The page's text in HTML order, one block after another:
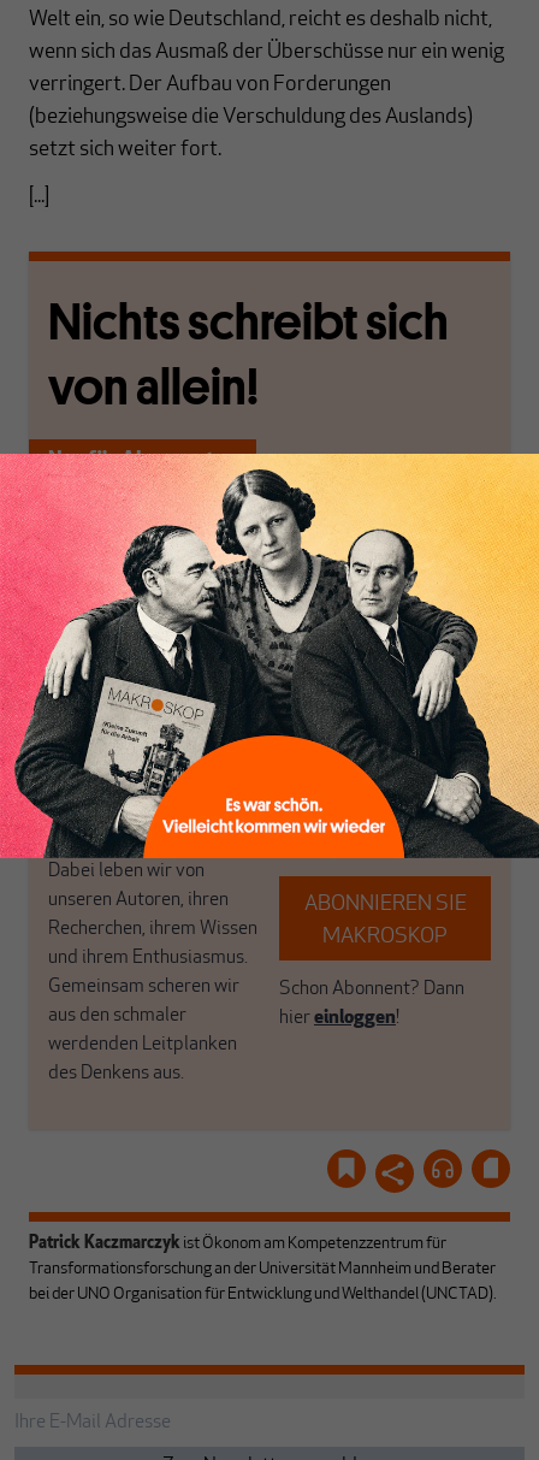
Welt ein, so wie Deutschland, reicht es deshalb nicht,
wenn sich das Ausmaß der Überschüsse nur ein wenig
verringert. Der Aufbau von Forderungen
(beziehungsweise die Verschuldung des Auslands)
setzt sich weiter fort.
[...]
Nichts schreibt sich
von allein!
Nur für Abonnenten
MAKROSKOP analysiert
wirtschaftspolitische
Themen aus einer
postkeynesianischen
Perspektive und ist damit
in Deutschland einzigartig.
MAKROSKOP steht für
das große Ganze. Wir
haben einen Blick auf
Geld, Wirtschaft und
Politik, den Sie so
woanders nicht finden.
Dabei leben wir von
unseren Autoren, ihren
Recherchen, ihrem Wissen
und ihrem Enthusiasmus.
Gemeinsam scheren wir
aus den schmaler
werdenden Leitplanken
des Denkens aus.
Wir verlassen die
journalistische Filterblase,
in der sich viele
eingerichtet haben. Wir
öffnen Fenster und
bringen frische Luft in die
engen und verstaubten
Debattenräume.
Brauchen Sie auch frische
Luft? Dann folgen Sie
einfach dem Button.
ABONNIEREN SIE
MAKROSKOP
Schon Abonnent? Dann
hiereinloggen!
Patrick Kaczmarczyk ist Ökonom am Kompetenzzentrum für
Transformationsforschung an der Universität Mannheim und Berater
bei der UNO Organisation für Entwicklung und Welthandel (UNCTAD).